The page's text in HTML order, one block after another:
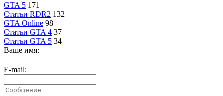
GTA 5 171
Статьи RDR2 132
GTA Online 98
Статьи GTA 4 37
Статьи GTA 5 34
Ваше имя:
E-mail: